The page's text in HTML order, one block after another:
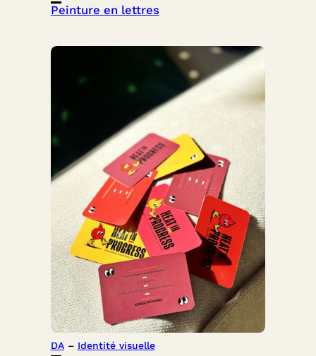
Peinture en lettres
DA – Identité visuelle